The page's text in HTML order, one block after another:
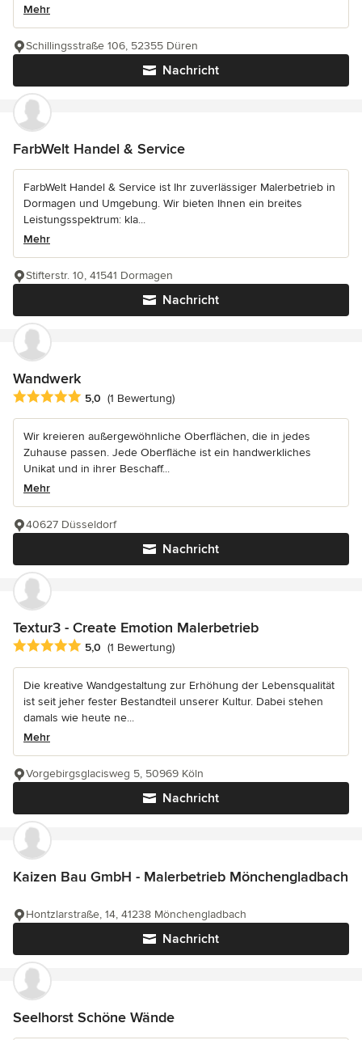
Mehr
Nachricht
Schillingsstraße 106, 52355 Düren
FarbWelt Handel & Service
FarbWelt Handel & Service ist Ihr zuverlässiger Malerbetrieb in
Dormagen und Umgebung. Wir bieten Ihnen ein breites
Leistungsspektrum: kla...
Mehr
Nachricht
Stifterstr. 10, 41541 Dormagen
Wandwerk
Durchschnittliche Bewertung: 5 von 5 Sternen
5,0 (1 Bewertung)
Wir kreieren außergewöhnliche Oberflächen, die in jedes
Zuhause passen. Jede Oberfläche ist ein handwerkliches
Unikat und in ihrer Beschaff...
Mehr
Nachricht
40627 Düsseldorf
Textur3 - Create Emotion Malerbetrieb
Durchschnittliche Bewertung: 5 von 5 Sternen
5,0 (1 Bewertung)
Die kreative Wandgestaltung zur Erhöhung der Lebensqualität
ist seit jeher fester Bestandteil unserer Kultur. Dabei stehen
damals wie heute ne...
Mehr
Nachricht
Vorgebirgsglacisweg 5, 50969 Köln
Kaizen Bau GmbH - Malerbetrieb Mönchengladbach
Nachricht
Hontzlarstraße, 14, 41238 Mönchengladbach
Seelhorst Schöne Wände